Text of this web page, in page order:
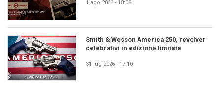
1 ago 2026 - 18:08
Smith & Wesson America 250, revolver
celebrativi in edizione limitata
31 lug 2026 - 17:10